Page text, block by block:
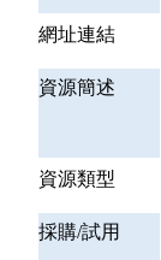
網址連結
資源簡述
資源類型
採購/試用